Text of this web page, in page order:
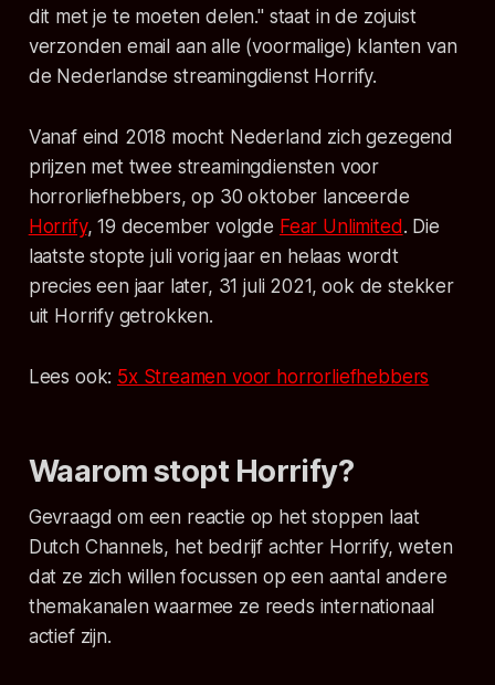
dit met je te moeten delen."staat in de zojuist
verzonden email aan alle (voormalige) klanten van
de Nederlandse streamingdienst Horrify.
Vanaf eind 2018 mocht Nederland zich gezegend
prijzen met twee streamingdiensten voor
horrorliefhebbers, op 30 oktober lanceerde
Horrify, 19 december volgde Fear Unlimited . Die
laatste stopte juli vorig jaar en helaas wordt
precies een jaar later, 31 juli 2021, ook de stekker
uit Horrify getrokken.
Lees ook: 5x Streamen voor horrorliefhebbers
Waarom stopt Horrify?
Gevraagd om een reactie op het stoppen laat
Dutch Channels, het bedrijf achter Horrify, weten
dat ze zich willen focussen op een aantal andere
themakanalen waarmee ze reeds internationaal
actief zijn.